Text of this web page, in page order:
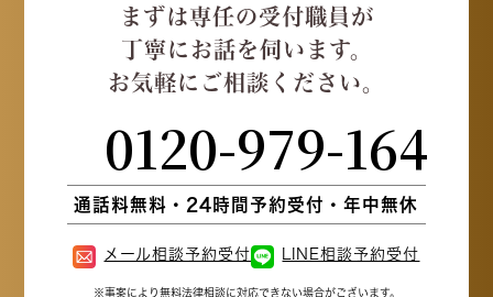
まずは専任の受付職員が
丁寧にお話を伺います。
お気軽にご相談ください。
0120-979-164
通話料無料・24時間予約受付・年中無休
メール相談予約受付 LINE相談予約受付
※事案により無料法律相談に対応できない場合がございます。